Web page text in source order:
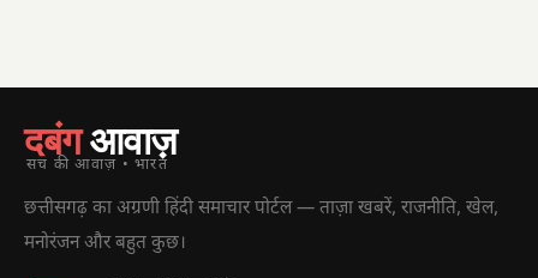
दबंगआवाज़
सच की आवाज़ • भारत
छत्तीसगढ़ का अग्रणी हिंदी समाचार पोर्टल — ताज़ा खबरें, राजनीति, खेल,
मनोरंजन और बहुत कुछ।